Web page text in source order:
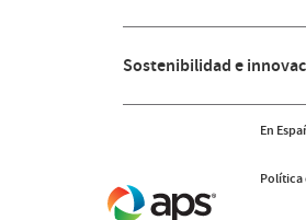
Sostenibilidad e
En
Política